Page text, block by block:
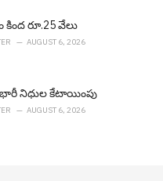
కింద రూ.25 వేలు
AUGUST 6, 2026
నిధుల కేటాయింపు
AUGUST 6, 2026